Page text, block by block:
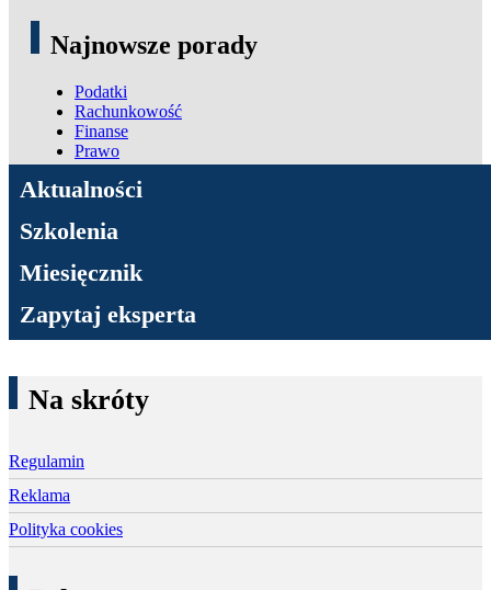
Najnowsze porady
Podatki
Rachunkowość
Finanse
Prawo
ADN Podatki
Aktualności
Szkolenia
Miesięcznik
Zapytaj eksperta
Na skróty
Regulamin
Reklama
Polityka cookies